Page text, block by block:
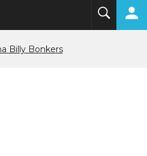
Billy Bonkers